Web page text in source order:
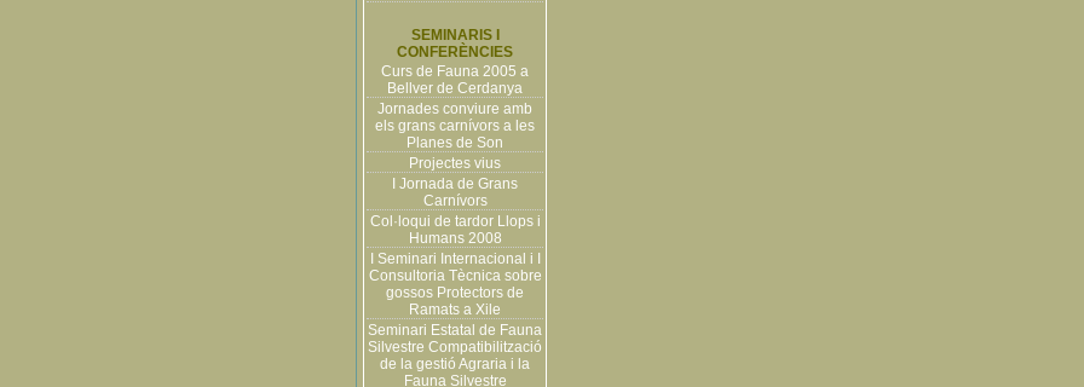
SEMINARIS I
CONFERÈNCIES
Curs de Fauna 2005 a
Bellver de Cerdanya
Jornades conviure amb
els grans carnívors a les
Planes de Son
Projectes vius
I Jornada de Grans
Carnívors
Col·loqui de tardor Llops i
Humans 2008
I Seminari Internacional i I
Consultoria Tècnica sobre
gossos Protectors de
Ramats a Xile
Seminari Estatal de Fauna
Silvestre Compatibilització
de la gestió Agraria i la
Fauna Silvestre